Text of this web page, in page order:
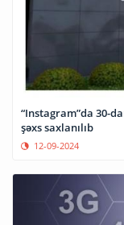
“Instagram”da 30-
şəxs saxlanılıb
12-09-2024